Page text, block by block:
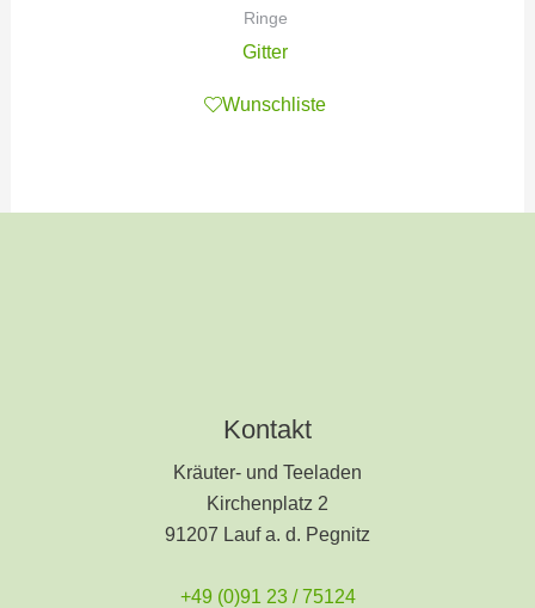
Ringe
Gitter
Wunschliste
Kontakt
Kräuter- und Teeladen
Kirchenplatz 2
91207 Lauf a. d. Pegnitz
+49 (0)91 23 / 75124